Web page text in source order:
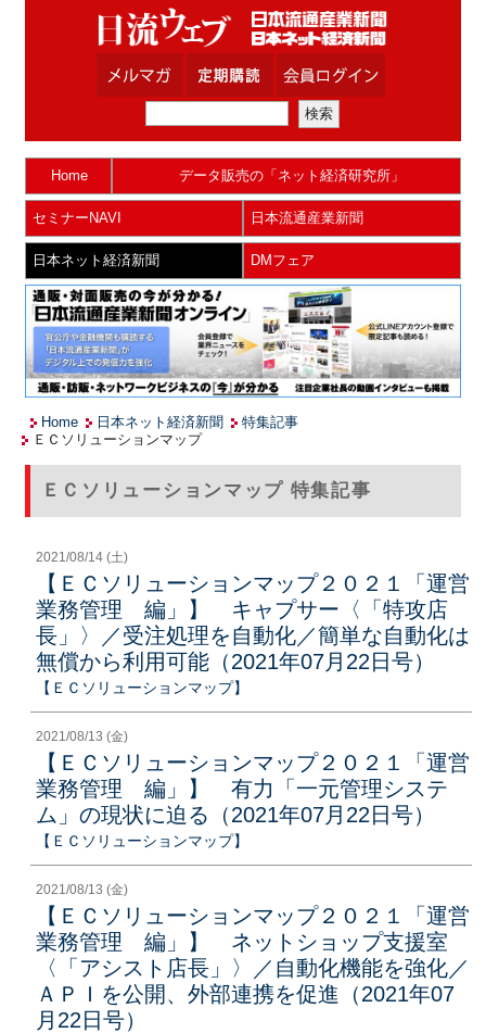
Home データ販売の「ネット経済研究所」
セミナーNAVI 日本流通産業新聞
日本ネット経済新聞 DMフェア
Home 日本ネット経済新聞
特集記事
ＥＣソリューションマップ
ＥＣソリューションマップ 特集記事
2021/08/14 (土)
【ＥＣソリューションマップ２０２１「運営
業務管理 編」】 キャプサー〈「特攻店
長」〉／受注処理を自動化／簡単な自動化は
無償から利用可能（2021年07月22日号）
【ＥＣソリューションマップ】
2021/08/13 (金)
【ＥＣソリューションマップ２０２１「運営
業務管理 編」】 有力「一元管理システ
ム」の現状に迫る（2021年07月22日号）
【ＥＣソリューションマップ】
2021/08/13 (金)
【ＥＣソリューションマップ２０２１「運営
業務管理 編」】 ネットショップ支援室
〈「アシスト店長」〉／自動化機能を強化／
ＡＰＩを公開、外部連携を促進（2021年07
月22日号）